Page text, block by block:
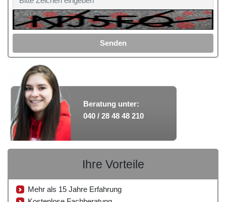
Senden
Beratung unter:
040 / 28 48 48 210
Ihre Vorteile
Mehr als 15 Jahre Erfahrung